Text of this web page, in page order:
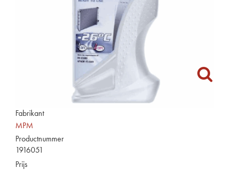
Fabrikant
MPM
Productnummer
1916051
Prijs